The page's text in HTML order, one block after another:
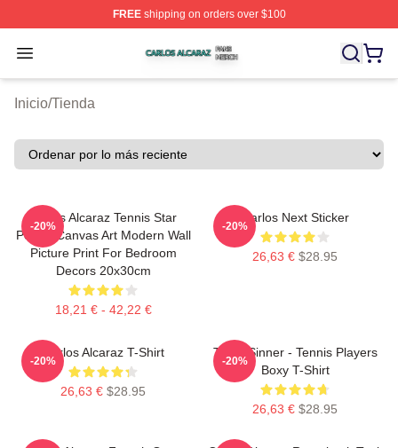
FREEshipping on orders over $100
Open menu
Carlos Alcaraz Shop ⚡️ Officially Licensed Carlos
Inicio/Tienda
Carlos Alcaraz Tennis Star
Poster Canvas Art Modern Wall
Picture Print For Bedroom
Decors 20x30cm
18,21 € - 42,22 €
-20%
Carlos Next Sticker
26,63 € $28.95
-20%
Carlos Alcaraz T-Shirt
26,63 € $28.95
-20%
Team Sinner - Tennis Players
Boxy T-Shirt
26,63 € $28.95
-20%